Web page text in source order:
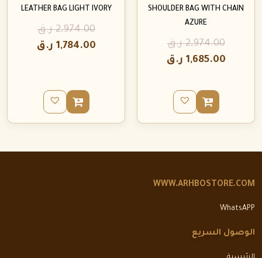
SHOULDER BAG WITH CHAIN
AZURE
2,974.00 ر.ق
1,685.00 ر.ق
LEATHER BAG LIGHT IVORY
2,974.00 ر.ق
1,784.00 ر.ق
WWW.ARHBOSTORE.COM
WhatsAPP
الوصول السريع